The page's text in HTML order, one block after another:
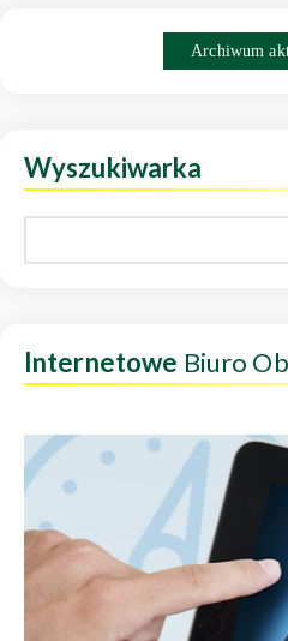
Archiwum
Wyszukiwarka
Internetowe Biuro